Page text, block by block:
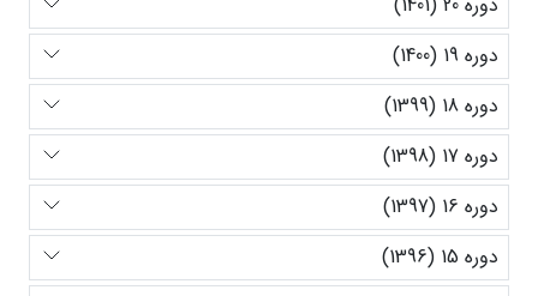
دوره 19 (1400)
دوره 18 (1399)
دوره 17 (1398)
دوره 16 (1397)
دوره 15 (1396)